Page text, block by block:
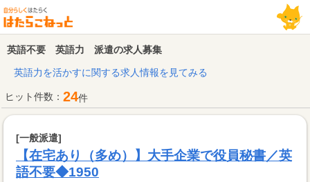
英語不要 英語力 派遣の求人募集
英語力を活かすに関する求人情報を見てみる
ヒット件数： 24件
[一般派遣]
【在宅あり（多め）】大手企業で役員秘書／英
語不要◆1950